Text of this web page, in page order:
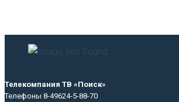
Телекомпания ТВ «Поиск»
Телефоны 8-49624-5-88-70